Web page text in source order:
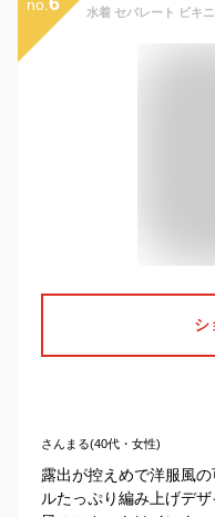
no.
シ
さんまる(40代・女性)
露出が控えめで洋服風
ルたっぷり編み上げデ